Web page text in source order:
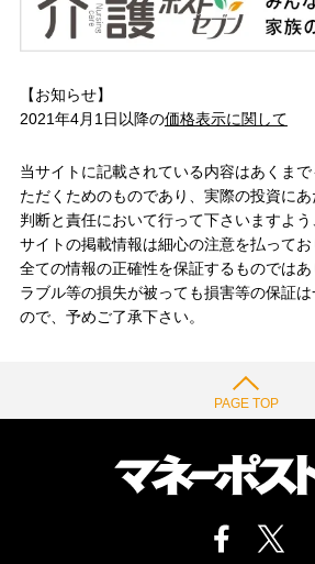
【お知らせ】
2021年4月1日以降の価格表示に関して
当サイトに記載されている内容はあくま
ただくためのものであり、実際の投資に
判断と責任において行って下さいますよ
サイトの掲載情報は細心の注意を払って
全ての情報の正確性を保証するものでは
ラブル等の損失が被っても損害等の保証
ので、予めご了承下さい。
PAGE TOP